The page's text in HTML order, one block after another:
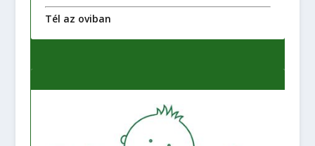
Tél az oviban